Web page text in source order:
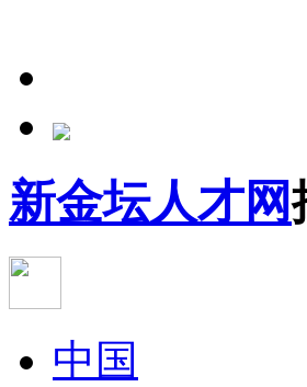
新金坛人才网
中国